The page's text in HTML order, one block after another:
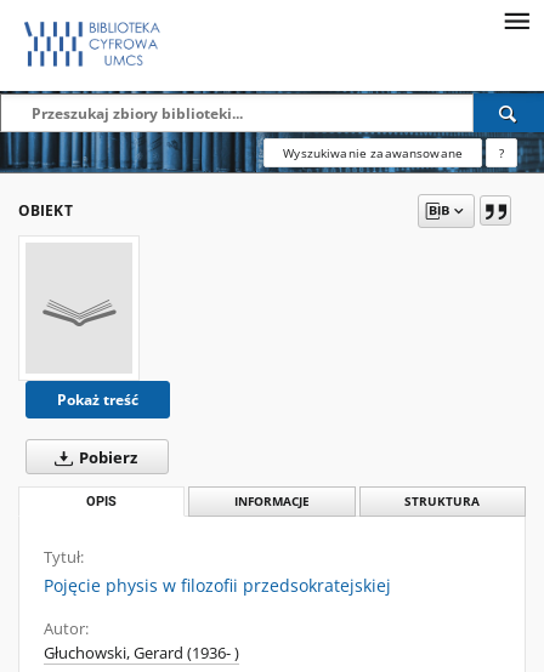
Wyszukiwanie zaawansowane ?
OBIEKT
Pokaż treść
Pobierz
OPIS INFORMACJE STRUKTURA
Tytuł:
Pojęcie physis w filozofii przedsokratejskiej
Autor:
Głuchowski, Gerard (1936- )